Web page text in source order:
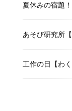
夏休みの宿題！
あそび研究所
工作の日【わ